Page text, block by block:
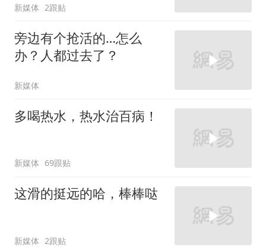
新媒体 2跟贴
旁边有个抢活的…怎么
办？人都过去了？
新媒体
多喝热水，热水治百病！
新媒体 69跟贴
这滑的挺远的哈，棒棒哒
新媒体 2跟贴